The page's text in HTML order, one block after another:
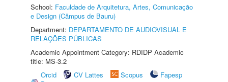
School: Faculdade de Arquitetura, Artes, Comunicação
e Design (Câmpus de Bauru)
Department: DEPARTAMENTO DE AUDIOVISUAL E
RELAÇÕES PÚBLICAS
Academic Appointment Category: RDIDP Academic
title: MS-3.2
Orcid
CV Lattes Scopus
Fapesp